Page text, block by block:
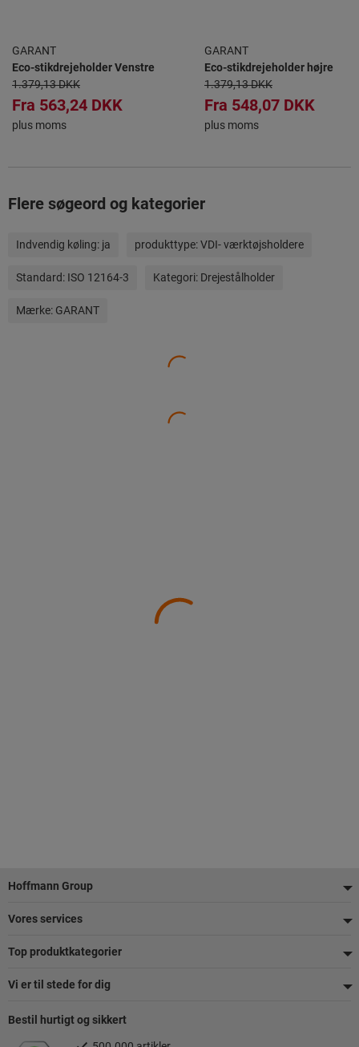
GARANT
Eco-stikdrejeholder Venstre
1.379,13 DKK
Fra 563,24 DKK
plus moms
GARANT
Eco-stikdrejeholder højre
1.379,13 DKK
Fra 548,07 DKK
plus moms
Flere søgeord og kategorier
Indvendig køling: ja produkttype:VDI- værktøjsholdere
Standard: ISO 12164-3 Kategori: Drejestålholder
Mærke: GARANT
Footer
Hoffmann Group
Vores services
Top produktkategorier
Vi er til stede for dig
Bestil hurtigt og sikkert